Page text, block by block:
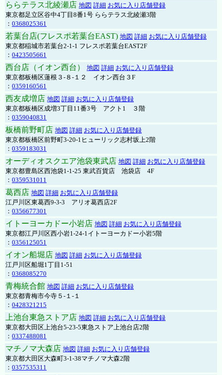
ららテラス北綾瀬店 地図 詳細 お気に入り店舗登録
東京都足立区谷中4丁目8番1号 ららテラス北綾瀬3階
： 0368025361
若葉台店(フレスポ若葉台EAST) 地図 詳細 お気に入り店舗登録
東京都稲城市若葉台2-1-1 フレスポ若葉台EAST2F
： 0423505661
西台店（イオン西台） 地図 詳細 お気に入り店舗登録
東京都板橋区蓮根３-８-１２ イオン西台３F
： 0359160561
西友成増店 地図 詳細 お気に入り店舗登録
東京都板橋区成増3丁目11番3号 アクト1 ３階
： 0359040831
板橋前野町店 地図 詳細 お気に入り店舗登録
東京都板橋区前野町3-20-1ヒューリック志村坂上2階
： 0359183031
オーディオスクエア池袋東武店 地図 詳細 お気に入り店舗登録
東京都豊島区西池袋1-1-25 東武百貨店 池袋店 4F
： 0359531011
葛西店 地図 詳細 お気に入り店舗登録
江戸川区東葛西9-3-3 アリオ葛西店2F
： 0356677301
イトーヨーカドー小岩店 地図 詳細 お気に入り店舗登録
東京都江戸川区西小岩1-24-1イトーヨーカドー小岩5階
： 0356125051
イオン船堀店 地図 詳細 お気に入り店舗登録
江戸川区船堀1丁目1-51
： 0368085270
青梅統合館 地図 詳細 お気に入り店舗登録
東京都青梅市今寺５-１-１
： 0428321215
上池台東急ストア店 地図 詳細 お気に入り店舗登録
東京都大田区上池台5-23-5東急ストア上池台店2階
： 0337488081
マチノマ大森店 地図 詳細 お気に入り店舗登録
東京都大田区大森町3-1-38マチノマ大森2階
： 0357535311